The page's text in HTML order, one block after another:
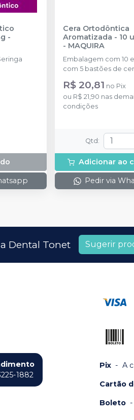
-
Cera Ortodôntica
Aromatizada - 10
- MAQUIRA
Embalagem com 10
com 5 bastões de
R$ 20,81 no Pix
ou R$ 21,90 nas
condições
Qtd :
Adicionar ao
Pedir via
Dental Tonet Sugerir
1882
Pix - A
Cartão
Boleto -